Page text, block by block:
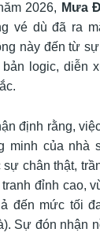
2026, Mưa
vé dù đã ra
này đến từ
logic, diễn
định rằng,
minh của nhà
chân thật,
tranh đỉnh cao,
đến mức tối
Sự đón nhận